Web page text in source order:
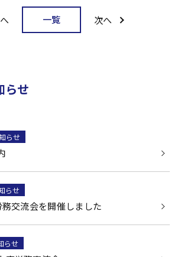
一覧 次へ
らせ
らせ
らせ
交流会を開催しました
らせ